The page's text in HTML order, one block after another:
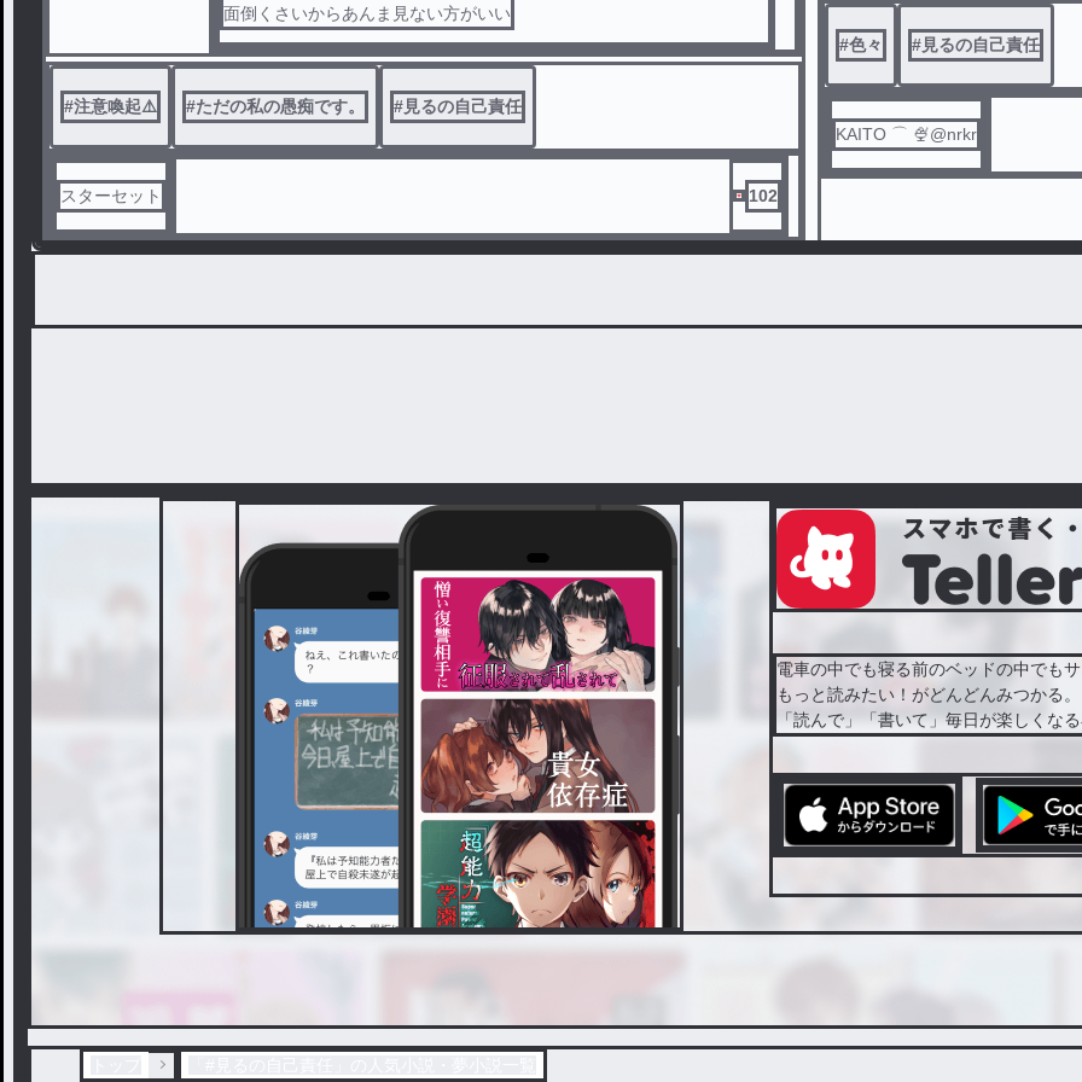
面倒くさいからあんま見ない方がいい
#注意喚起⚠️ #ただの私の愚痴です。 #見るの自己責任
スターセット 102
#色々 #見るの自己責任
KAITO ⌒ 🍨@nrkr
電車の中でも寝る前のベッドの中でも
もっと読みたい！がどんどんみつかる。
「読んで」「書いて」毎日が楽しくな